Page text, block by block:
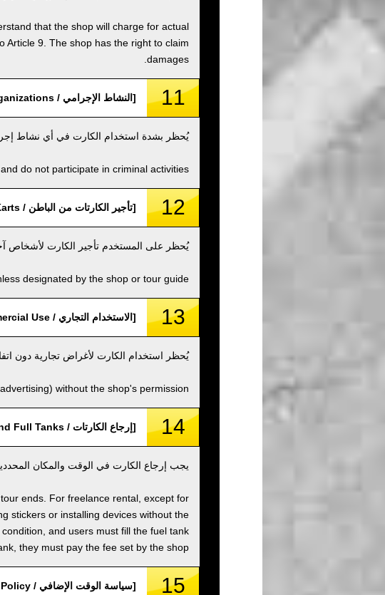
that the shop will charge for actual
Article 9. The shop has the right to claim
damages.
11 [النشاط الإجرامي / Criminal Activity and Organizations]
يُحظر بشدة استخدام الكارت في أي نشاط
do not participate in criminal activities.
12 [تأجير الكارتات من الباطن / Subleasing Karts]
يُحظر على المستخدم تأجير الكارت لأشخاص
designated by the shop or tour guide.
13 [الاستخدام التجاري / Commercial Use]
يُحظر استخدام الكارت لأغراض تجارية دون
without the shop's permission.
14 [إرجاع الكارتات / Return Karts in Original Status, and Full Tanks]
يجب إرجاع الكارت في الوقت والمكان
ends. For freelance rental, except for
stickers or installing devices without the
and users must fill the fuel tank
they must pay the fee set by the shop.
15 [سياسة الوقت الإضافي / Over Time Policy]